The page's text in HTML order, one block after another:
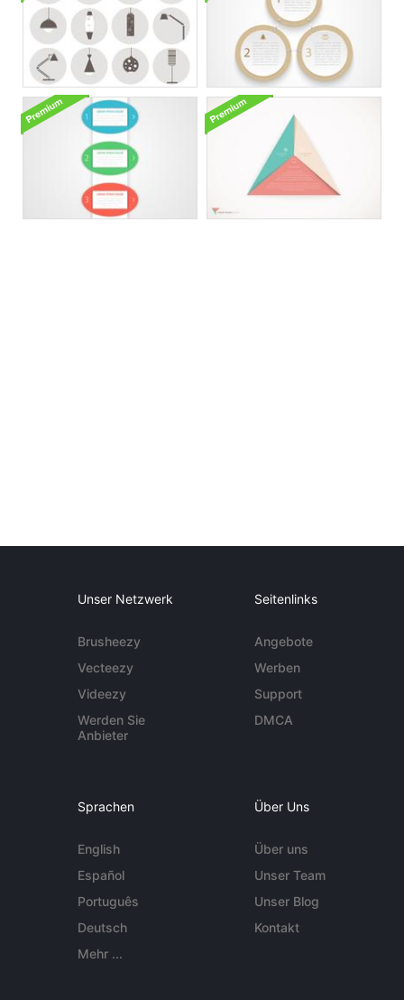
Unser Netzwerk
Brusheezy
Vecteezy
Videezy
Werden Sie
Anbieter
Seitenlinks
Angebote
Werben
Support
DMCA
Sprachen
English
Español
Português
Deutsch
Mehr ...
Über Uns
Über uns
Unser Team
Unser Blog
Kontakt